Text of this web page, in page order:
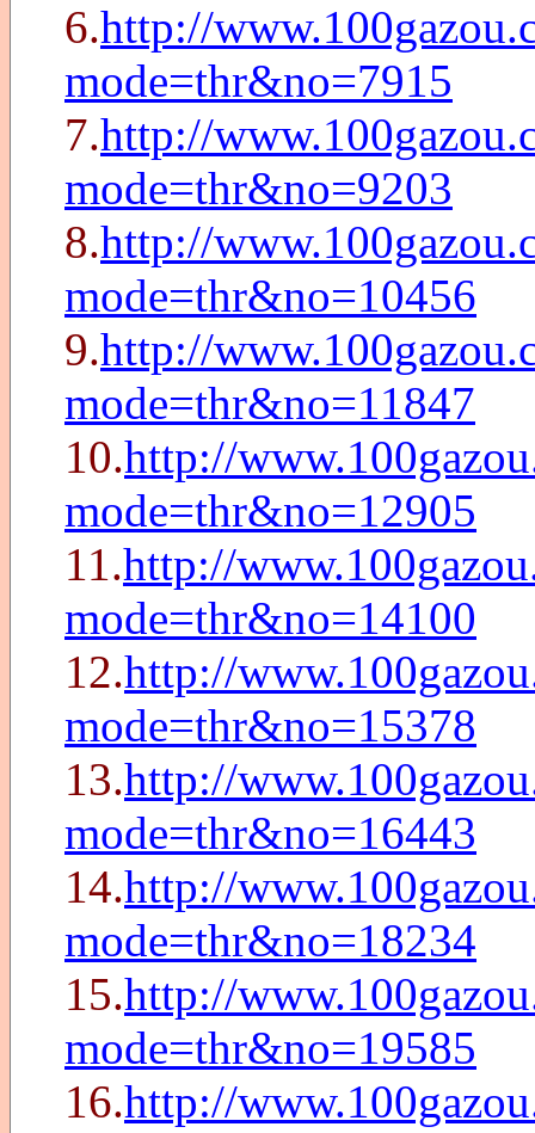
6.http://
mode=thr&no=7915
7.http://
mode=thr&no=9203
8.http://
mode=thr&no=10456
9.http://
mode=thr&no=11847
10.http://
mode=thr&no=12905
11.http://
mode=thr&no=14100
12.http://
mode=thr&no=15378
13.http://
mode=thr&no=16443
14.http://
mode=thr&no=18234
15.http://
mode=thr&no=19585
16.http://